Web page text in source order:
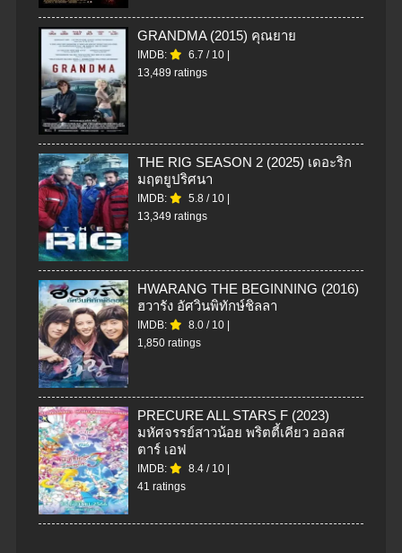
GRANDMA (2015) คุณยาย
IMDB: 6.7 / 10 |
13,489 ratings
THE RIG SEASON 2 (2025) เดอะริก
มฤตยูปริศนา
IMDB: 5.8 / 10 |
13,349 ratings
HWARANG THE BEGINNING (2016)
ฮวารัง อัศวินพิทักษ์ชิลลา
IMDB: 8.0 / 10 |
1,850 ratings
PRECURE ALL STARS F (2023)
มหัศจรรย์สาวน้อย พริตตี้เคียว ออลส
ตาร์ เอฟ
IMDB: 8.4 / 10 |
41 ratings